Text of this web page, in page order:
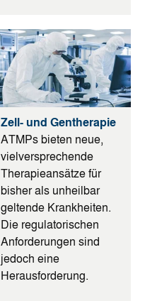
Zell- und Gentherapie
ATMPs bieten neue,
vielversprechende
Therapieansätze für
bisher als unheilbar
geltende Krankheiten.
Die regulatorischen
Anforderungen sind
jedoch eine
Herausforderung.